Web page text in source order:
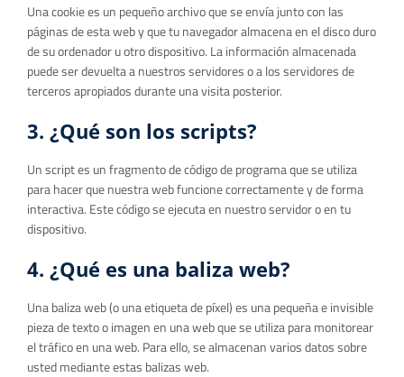
Una cookie es un pequeño archivo que se envía junto con las
páginas de esta web y que tu navegador almacena en el disco duro
de su ordenador u otro dispositivo. La información almacenada
puede ser devuelta a nuestros servidores o a los servidores de
terceros apropiados durante una visita posterior.
3. ¿Qué son los scripts?
Un script es un fragmento de código de programa que se utiliza
para hacer que nuestra web funcione correctamente y de forma
interactiva. Este código se ejecuta en nuestro servidor o en tu
dispositivo.
4. ¿Qué es una baliza web?
Una baliza web (o una etiqueta de píxel) es una pequeña e invisible
pieza de texto o imagen en una web que se utiliza para monitorear
el tráfico en una web. Para ello, se almacenan varios datos sobre
usted mediante estas balizas web.